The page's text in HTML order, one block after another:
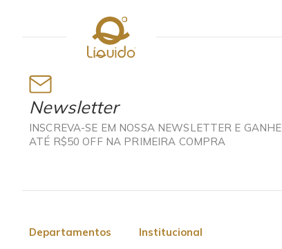
Newsletter
INSCREVA-SE EM NOSSA NEWSLETTER E GANHE
ATÉ R$50 OFF NA PRIMEIRA COMPRA
Departamentos Institucional